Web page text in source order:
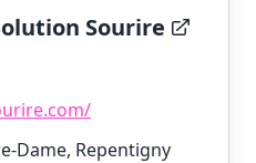
Sourire
Dame, Repentigny